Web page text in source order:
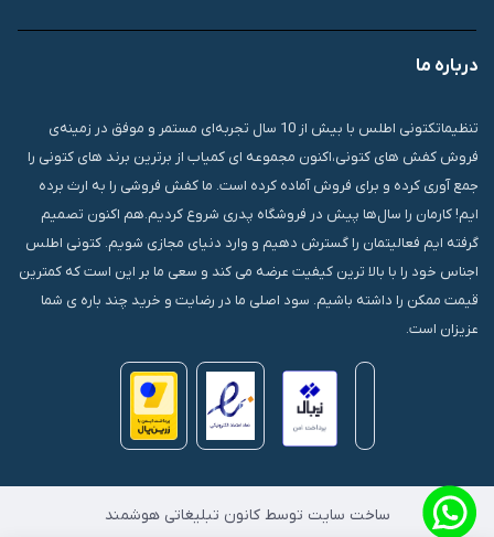
درباره ما
تنظیماتکتونی اطلس با بیش از 10 سال تجربه‌ای مستمر و موفق در زمینه‌ی
فروش کفش های کتونی،اکنون مجموعه ای کمیاب از برترین برند های کتونی را
جمع آوری کرده و برای فروش آماده کرده است. ما کفش فروشی را به ارث برده
ایم! کارمان را سال‌ها پیش در فروشگاه پدری شروع کردیم.هم اکنون تصمیم
گرفته ایم فعالیتمان را گسترش دهیم و وارد دنیای مجازی شویم. کتونی اطلس
اجناس خود را با بالا ترین کیفیت عرضه می کند و سعی ما بر این است که کمترین
قیمت ممکن را داشته باشیم. سود اصلی ما در رضایت و خرید چند باره ی شما
عزیزان است.
ساخت سایت توسط کانون تبلیغاتی هوشمند